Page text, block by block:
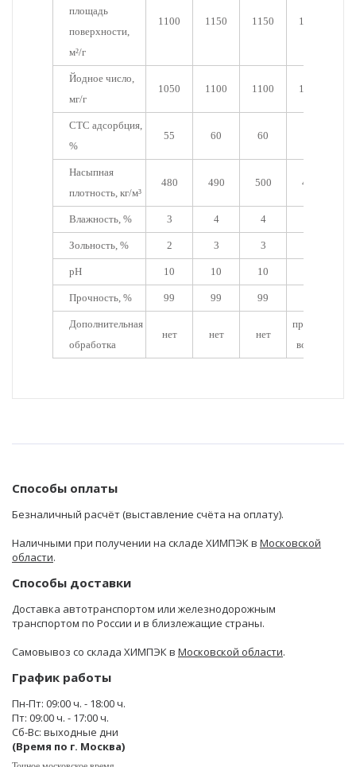
площадь
поверхности,
м²/г
1100 1150 1150 1200
Йодное число,
мг/г
1050 1100 1100 1150
СТС адсорбция,
%
55 60 60
Насыпная
плотность, кг/м³
480 490 500 480
Влажность, % 3 4 4
Зольность, % 2 3 3
pH 10 10 10
Прочность, % 99 99 99
Дополнительная
обработка
нет нет нет
промыт
водой
Способы оплаты
Безналичный расчёт (выставление счёта на оплату).
Наличными при получении на складе ХИМПЭК в Московской
области.
Способы доставки
Доставка автотранспортом или железнодорожным
транспортом по России и в близлежащие страны.
Самовывоз со склада ХИМПЭК в Московской области.
График работы
Пн-Пт: 09:00 ч. - 18:00 ч.
Пт: 09:00 ч. - 17:00 ч.
Сб-Вс: выходные дни
(Время по г. Москва)